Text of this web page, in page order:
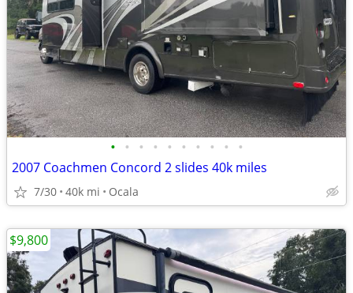
• • • • • • • • • •
2007 Coachmen Concord 2 slides 40k miles
7/30 40k mi Ocala
$9,800